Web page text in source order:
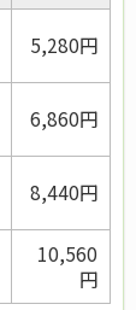
5,280円
6,860円
8,440円
10,560
円